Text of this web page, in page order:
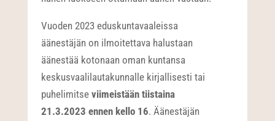
Vuoden 2023 eduskuntavaaleissa
äänestäjän on ilmoitettava halustaan
äänestää kotonaan oman kuntansa
keskusvaalilautakunnalle kirjallisesti tai
puhelimitseviimeistään tiistaina
21.3.2023 ennen kello 16. Äänestäjän